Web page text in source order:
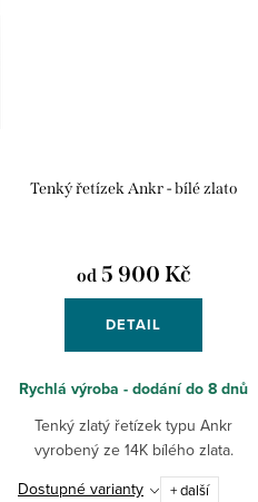
Tenký řetízek Ankr - bílé zlato
od5 900 Kč
DETAIL
Rychlá výroba - dodání do 8 dnů
Tenký zlatý řetízek typu Ankr
vyrobený ze 14K bílého zlata.
Dostupné varianty
+ další